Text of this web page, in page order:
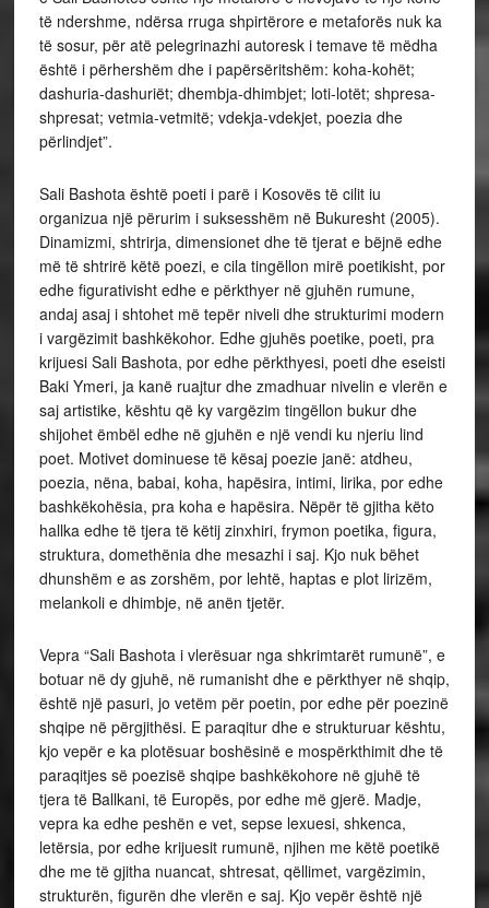
të ndershme, ndërsa rruga shpirtërore e metaforës nuk ka
të sosur, për atë pelegrinazhi autoresk i temave të mëdha
është i përhershëm dhe i papërsëritshëm: koha-kohët;
dashuria-dashuriët; dhembja-dhimbjet; loti-lotët; shpresa-
shpresat; vetmia-vetmitë; vdekja-vdekjet, poezia dhe
përlindjet”.
Sali Bashota është poeti i parë i Kosovës të cilit iu
organizua një përurim i suksesshëm në Bukuresht (2005).
Dinamizmi, shtrirja, dimensionet dhe të tjerat e bëjnë edhe
më të shtrirë këtë poezi, e cila tingëllon mirë poetikisht, por
edhe figurativisht edhe e përkthyer në gjuhën rumune,
andaj asaj i shtohet më tepër niveli dhe strukturimi modern
i vargëzimit bashkëkohor. Edhe gjuhës poetike, poeti, pra
krijuesi Sali Bashota, por edhe përkthyesi, poeti dhe eseisti
Baki Ymeri, ja kanë ruajtur dhe zmadhuar nivelin e vlerën e
saj artistike, kështu që ky vargëzim tingëllon bukur dhe
shijohet ëmbël edhe në gjuhën e një vendi ku njeriu lind
poet. Motivet dominuese të kësaj poezie janë: atdheu,
poezia, nëna, babai, koha, hapësira, intimi, lirika, por edhe
bashkëkohësia, pra koha e hapësira. Nëpër të gjitha këto
hallka edhe të tjera të këtij zinxhiri, frymon poetika, figura,
struktura, domethënia dhe mesazhi i saj. Kjo nuk bëhet
dhunshëm e as zorshëm, por lehtë, haptas e plot lirizëm,
melankoli e dhimbje, në anën tjetër.
Vepra “Sali Bashota i vlerësuar nga shkrimtarët rumunë”, e
botuar në dy gjuhë, në rumanisht dhe e përkthyer në shqip,
është një pasuri, jo vetëm për poetin, por edhe për poezinë
shqipe në përgjithësi. E paraqitur dhe e strukturuar kështu,
kjo vepër e ka plotësuar boshësinë e mospërkthimit dhe të
paraqitjes së poezisë shqipe bashkëkohore në gjuhë të
tjera të Ballkani, të Europës, por edhe më gjerë. Madje,
vepra ka edhe peshën e vet, sepse lexuesi, shkenca,
letërsia, por edhe krijuesit rumunë, njihen me këtë poetikë
dhe me të gjitha nuancat, shtresat, qëllimet, vargëzimin,
strukturën, figurën dhe vlerën e saj. Kjo vepër është një